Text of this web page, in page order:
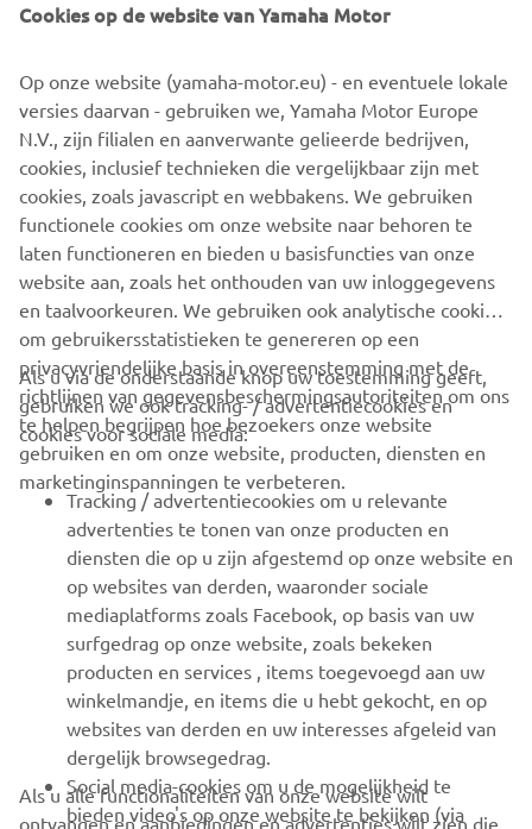
opnemen met het Ténéré Travel Trophy-team. De officiële
+31 (0)6 44 53 67 14
info@teneretraveltrophy.com
ONTDEK MEER
CORPORATE
VOOR BEDRIJVEN
MEER YAMAHA
ONDERSTEUNING
NIEUWSBRIEF
Wees de eerste die meer te weten komt over de nieuwste deals,
speciale evenementen, nieuwe producten en nog veel meer
Cookies op de website van Yamaha Motor
Op onze website (yamaha-motor.eu) - en eventuele lokale
versies daarvan - gebruiken we, Yamaha Motor Europe
N.V., zijn filialen en aanverwante gelieerde bedrijven,
cookies, inclusief technieken die vergelijkbaar zijn met
cookies, zoals javascript en webbakens. We gebruiken
functionele cookies om onze website naar behoren te
laten functioneren en bieden u basisfuncties van onze
website aan, zoals het onthouden van uw inloggegevens
en taalvoorkeuren. We gebruiken ook analytische cookies
om gebruikersstatistieken te genereren op een
privacyvriendelijke basis in overeenstemming met de
richtlijnen van gegevensbeschermingsautoriteiten om ons
te helpen begrijpen hoe bezoekers onze website
gebruiken en om onze website, producten, diensten en
marketinginspanningen te verbeteren.
Als u via de onderstaande knop uw toestemming geeft,
gebruiken we ook tracking- / advertentiecookies en
cookies voor sociale media:
Tracking / advertentiecookies om u relevante
advertenties te tonen van onze producten en
diensten die op u zijn afgestemd op onze website en
op websites van derden, waaronder sociale
mediaplatforms zoals Facebook, op basis van uw
surfgedrag op onze website, zoals bekeken
producten en services , items toegevoegd aan uw
winkelmandje, en items die u hebt gekocht, en op
websites van derden en uw interesses afgeleid van
dergelijk browsegedrag.
Social media-cookies om u de mogelijkheid te
bieden video's op onze website te bekijken (via
Als u alle functionaliteiten van onze website wilt
ontvangen en aanbiedingen en advertenties wilt zien die